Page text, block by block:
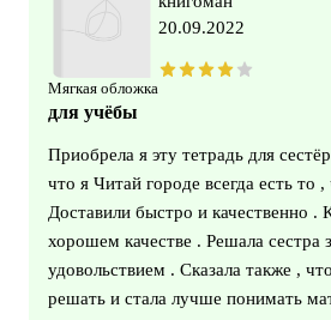
Мягкая обложка
20.09.2022
для учёбы
Приобрела я эту тетрадь для
что я Читай городе всегда есть то
Доставили быстро и качественно .
хорошем качестве . Решала сестра
удовольствием . Сказала также ,
решать и стала лучше понимать